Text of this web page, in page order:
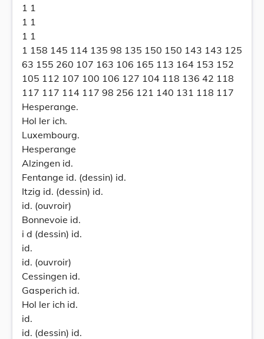
1 1
1 1
1 1
1 158 145 114 135 98 135 150 150 143 143 125
63 155 260 107 163 106 165 113 164 153 152
105 112 107 100 106 127 104 118 136 42 118
117 117 114 117 98 256 121 140 131 118 117
Hesperange.
Hol ler ich.
Luxembourg.
Hesperange
Alzingen id.
Fentange id. (dessin) id.
Itzig id. (dessin) id.
id. (ouvroir)
Bonnevoie id.
i d (dessin) id.
id.
id. (ouvroir)
Cessingen id.
Gasperich id.
Hol ler ich id.
id.
id. (dessin) id.